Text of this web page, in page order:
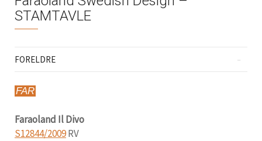
STAMTAVLE
FORELDRE
FAR
Faraoland Il Divo
S12844/2009RV